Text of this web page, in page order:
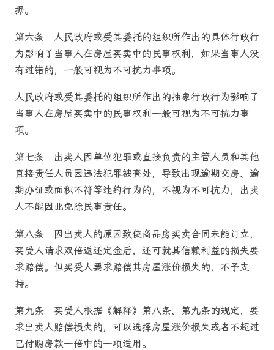
据。
第六条 人民政府或受其委托的组织所作出的具体行政行
为影响了当事人在房屋买卖中的民事权利，如果当事人没
有过错的，一般可视为不可抗力事项。
人民政府或受其委托的组织所作出的抽象行政行为影响了
当事人在房屋买卖中的民事权利一般可视为不可抗力事
项。
第七条 出卖人因单位犯罪或直接负责的主管人员和其他
直接责任人员因违法犯罪被查处，导致出现逾期交房、逾
期办证或面积不符等违约行为的，不视为不可抗力，出卖
人不能因此免除民事责任。
第八条 因出卖人的原因致使商品房买卖合同未能订立，
买受人请求双倍返还定金后，还可就其信赖利益的损失要
求赔偿。但买受人要求赔偿其房屋涨价损失的，不予支
持。
第九条 买受人根据《解释》第八条、第九条的规定，要
求出卖人赔偿损失的，可以选择房屋涨价损失或者不超过
已付购房款一倍中的一项适用。